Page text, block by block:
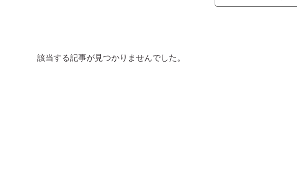
該当する記事が見つかりませんでした。